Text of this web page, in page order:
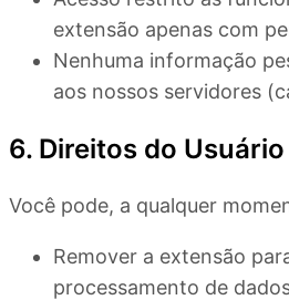
extensão apenas com
Nenhuma informação
aos nossos servidores
6. Direitos do Usuário
Você pode, a qualquer
Remover a extensão
processamento de